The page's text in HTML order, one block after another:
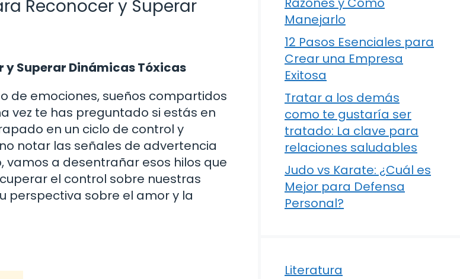
Reconocer y Superar
y Superar Dinámicas Tóxicas
de emociones, sueños compartidos
vez te has preguntado si estás en
en un ciclo de control y
notar las señales de advertencia
vamos a desentrañar esos hilos que
el control sobre nuestras
perspectiva sobre el amor y la
Manejarlo
12 Pasos Esenciales para
Crear una Empresa
Exitosa
Tratar a los demás
como te gustaría ser
tratado: La clave para
relaciones saludables
Judo vs Karate: ¿Cuál es
Mejor para Defensa
Personal?
Literatura